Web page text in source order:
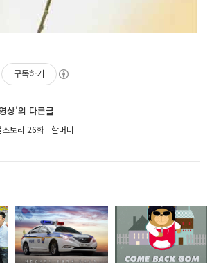
구독하기
상'의 다른글
토리 26화 - 할머니